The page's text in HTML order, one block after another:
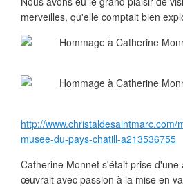
merveilles, qu'elle comptait bien
http://
musee-du-pays-chatill-a213536755
Catherine Monnet s'était prise
œuvrait avec passion à la mise en